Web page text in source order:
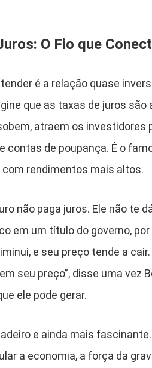
O Fio que
é a relação quase
que as taxas de juros são
atraem os
de poupança. É o
rendimentos mais altos.
não paga juros. Ele não te
em um título do governo,
e seu preço tende a
seu preço”, disse uma vez
ele pode gerar.
e ainda mais
a economia, a força da